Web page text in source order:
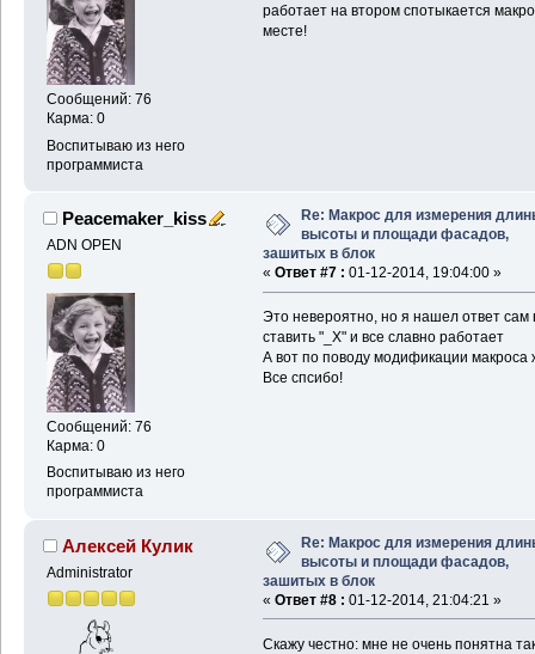
Сообщений: 76
Карма: 0
Воспитываю из него
программиста
работает на втором спотыкается
месте!
Peacemaker_kiss
ADN OPEN
Сообщений: 76
Карма: 0
Воспитываю из него
программиста
Re: Макрос для измерения
высоты и площади фасадов,
зашитых в блок
« Ответ #7 : 01-12-2014, 19:04:00 »
Это невероятно, но я нашел ответ сам
ставить "_X" и все славно работает
А вот по поводу модификации макроса
Все спсибо!
Алексей Кулик
Administrator
Re: Макрос для измерения
высоты и площади фасадов,
зашитых в блок
« Ответ #8 : 01-12-2014, 21:04:21 »
Скажу честно: мне не очень понятна